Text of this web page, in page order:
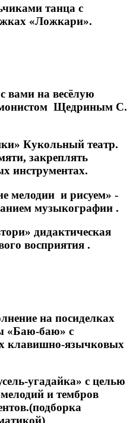
танца с
«Ложкари».
вами на весёлую
Щедриным С.
Кукольный театр.
закреплять
инструментах.
мелодии и рисуем» -
музыкографии .
дидактическая
восприятия .
на посиделках
«Баю-баю» с
клавишно-язычковых
угадайка» с целью
и тембров